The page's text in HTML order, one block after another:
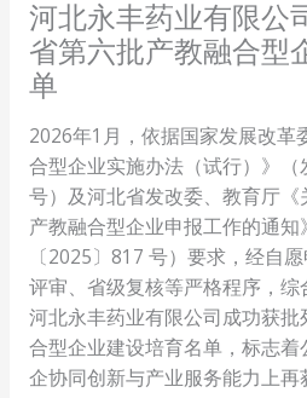
河北永丰药业有限公
省第六批产教融合型
单
2026年1月，依据国家发展改革
合型企业实施办法（试行）》
号）及河北省发改委、教育厅
产教融合型企业申报工作的通知
〔2025〕817 号）要求，经自
评审、省级复核等严格程序，综
河北永丰药业有限公司成功获
合型企业建设培育名单，标志
企协同创新与产业服务能力上再